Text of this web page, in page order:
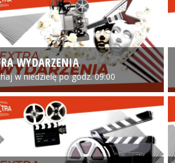
WYDARZENIA
w niedzielę po godz. 09:00